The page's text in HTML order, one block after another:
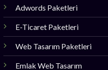
Adwords Paketleri
E-Ticaret Paketleri
Web Tasarım Paketleri
Emlak Web Tasarım